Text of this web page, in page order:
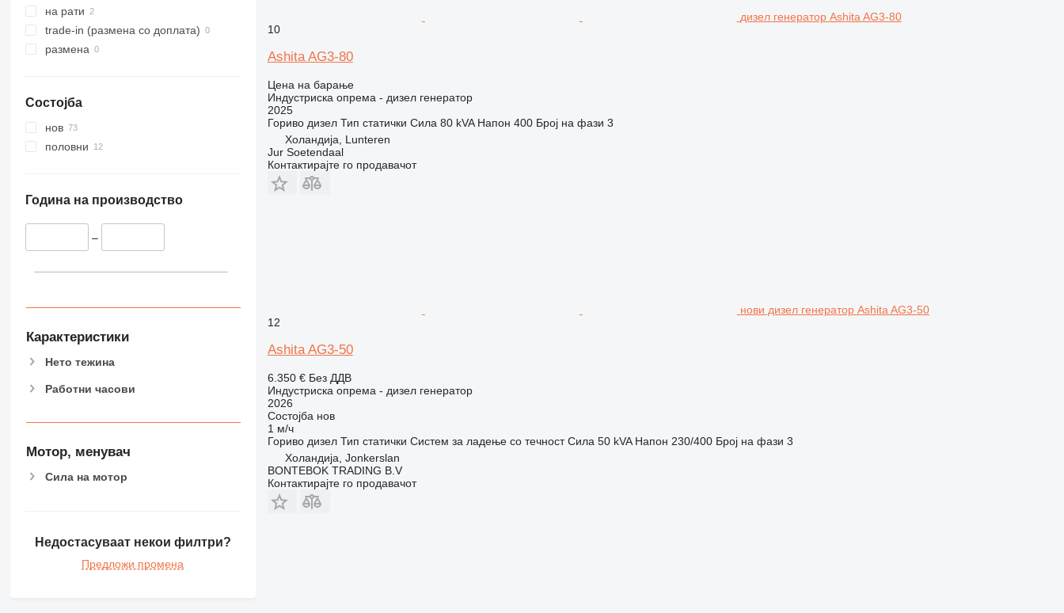
на рати
trade-in (размена со доплата)
размена
Состојба
нов
половни
Година на производство
–
Карактеристики
Нето тежина
Работни часови
Мотор, менувач
Сила на мотор
Недостасуваат некои филтри?
Предложи промена
дизел генератор Ashita AG3-80
10
Ashita AG3-80
Цена на барање
Индустриска опрема - дизел генератор
2025
Гориво дизел Тип статички Сила 80 kVA Напон 400 Број на фази 3
Холандија, Lunteren
Jur Soetendaal
Контактирајте го продавачот
нови дизел генератор Ashita AG3-50
12
Ashita AG3-50
6.350 € Без ДДВ
Индустриска опрема - дизел генератор
2026
Состојба нов
1 м/ч
Гориво дизел Тип статички Систем за ладење со течност Сила 50 kVA Напон 230/400 Број на фази 3
Холандија, Jonkerslan
BONTEBOK TRADING B.V
Контактирајте го продавачот